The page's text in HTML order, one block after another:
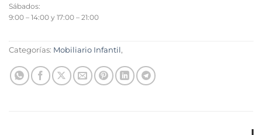
Sábados:
9:00 – 14:00 y 17:00 – 21:00
Categorías: Mobiliario Infantil,